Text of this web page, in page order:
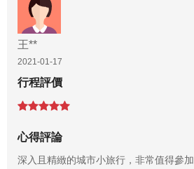
王**
2021-01-17
行程評價
心得評論
深入且精緻的城市小旅行，非常值得參加